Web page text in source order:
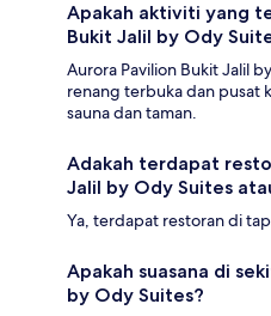
Apakah aktiviti yang
Bukit Jalil by Ody
Aurora Pavilion Bukit Jalil
renang terbuka dan pusat
sauna dan taman.
Adakah terdapat
Jalil by Ody Suites
Ya, terdapat restoran di
Apakah suasana di
by Ody Suites?